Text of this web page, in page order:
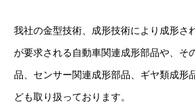
我社の金型技術、成形技術により成形さ
が要求される自動車関連成形部品や、そ
品、センサー関連成形部品、ギヤ類成形
ども取り扱っております。